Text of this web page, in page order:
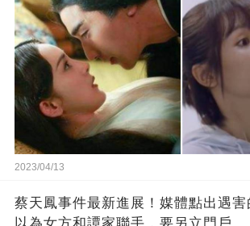
2023/04/13
蔡天鳳事件最新進展！媒體點出遇